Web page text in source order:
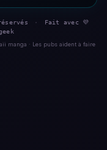
·
Fait avec 💜
manga · Les pubs aident à faire